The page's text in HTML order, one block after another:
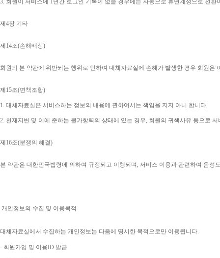
3. 회원이 서비스에 1년간 로그인 기록이 없을 경우에는 자동으로 휴면계정으로 전환
제 4장 기타
제 14조(손해배상)
회원의 본 약관에 위반되는 행위로 인하여 대체자료실에 손해가 발생한 경우 회원은
제 15조(면책조항)
1. 대체자료실은 서비스하는 정보의 내용에 관하여서는 책임을 지지 아니 합니다.
2. 천재지변 및 이에 준하는 불가항력의 상태에 있는 경우, 회원의 귀책사유 등으로
제 16조(분쟁의 해결)
본 약관은 대한민국법령에 의하여 규정되고 이행되며, 서비스 이용과 관련하여 음성
개인정보의 수집 및 이용목적
대체자료실에서 수집하는 개인정보는 다음에 명시한 목적으로만 이용됩니다.
- 회원가입 및 이용ID 발급